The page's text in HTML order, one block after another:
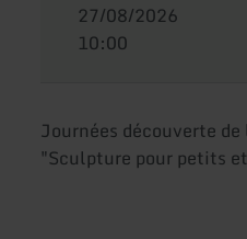
27/08/2026
10:00
Journées découverte
"Sculpture pour petits